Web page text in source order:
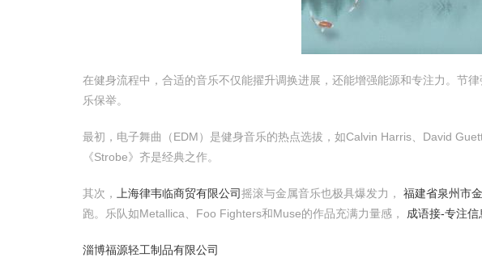
在健身流程中，合适的音乐不仅能擢升调换进展，还能增强能源和专注力。节
乐保举。
最初，电子舞曲（EDM）是健身音乐的热点选拔，如Calvin Harris、David
《Strobe》齐是经典之作。
其次， 上海律韦临商贸有限公司摇滚与金属音乐也极具爆发力， 福建省泉州市
跑。乐队如Metallica、Foo Fighters和Muse的作品充满力量感， 成语接-专注信
淄博福源轻工制品有限公司